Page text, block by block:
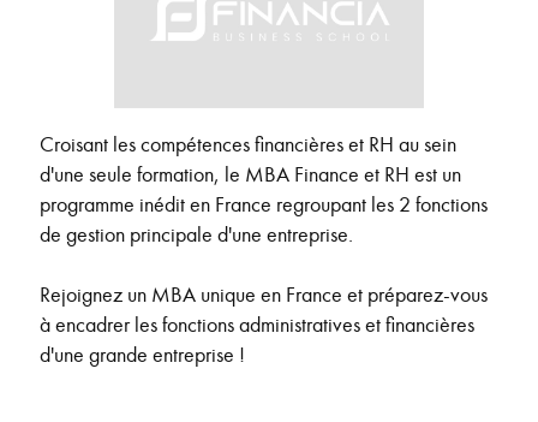
Croisant les compétences financières et RH au sein
d'une seule formation, le MBA Finance et RH est un
programme inédit en France regroupant les 2 fonctions
de gestion principale d'une entreprise.
Rejoignez un MBA unique en France et préparez-vous
à encadrer les fonctions administratives et financières
d'une grande entreprise !